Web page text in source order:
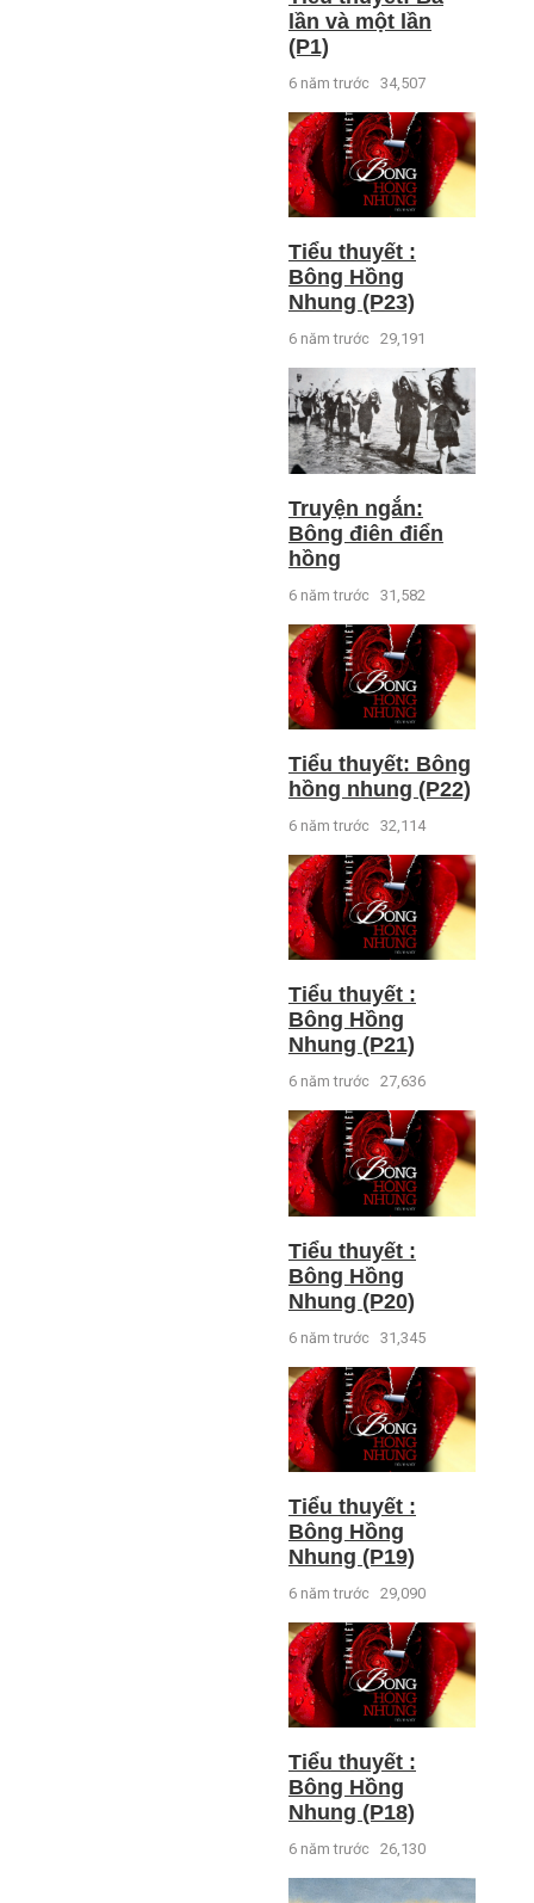
lần và một lần
(P1)
6 năm trước 34,507
Tiểu thuyết :
Bông Hồng
Nhung (P23)
6 năm trước 29,191
Truyện ngắn:
Bông điên điển
hồng
6 năm trước 31,582
Tiểu thuyết: Bông
hồng nhung (P22)
6 năm trước 32,114
Tiểu thuyết :
Bông Hồng
Nhung (P21)
6 năm trước 27,636
Tiểu thuyết :
Bông Hồng
Nhung (P20)
6 năm trước 31,345
Tiểu thuyết :
Bông Hồng
Nhung (P19)
6 năm trước 29,090
Tiểu thuyết :
Bông Hồng
Nhung (P18)
6 năm trước 26,130